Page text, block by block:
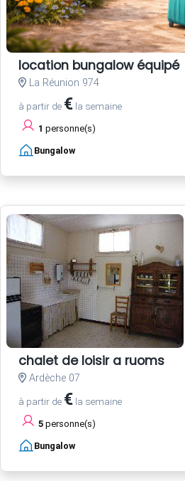
location bungalow équipé
La Réunion 974
à partir de € la semaine
1 personne(s)
Bungalow
chalet de loisir a ruoms
Ardèche 07
à partir de € la semaine
5 personne(s)
Bungalow